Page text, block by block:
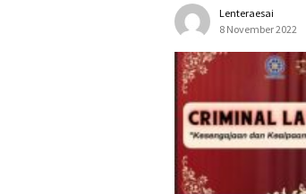
Lenteraesai
8 November 2022